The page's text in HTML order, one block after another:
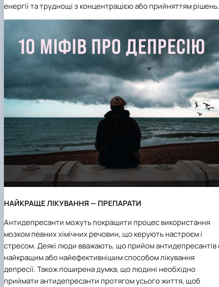
енергії та труднощі з концентрацією або прийняттям рішень.
НАЙКРАЩЕ ЛІКУВАННЯ — ПРЕПАРАТИ
Антидепресанти можуть покращити процес використання
мозком певних хімічних речовин, що керують настроєм і
стресом. Деякі люди вважають, що прийом антидепресантів
найкращим або найефективнішим способом лікування
депресії. Також поширена думка, що людині необхідно
приймати антидепресанти протягом усього життя, щоб